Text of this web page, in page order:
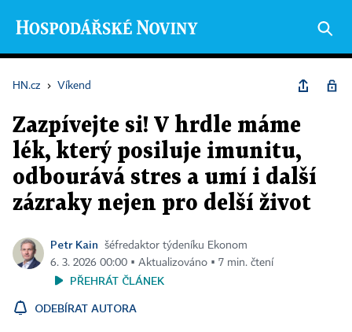
HN.cz › Víkend
Zazpívejte si! V hrdle máme
lék, který posiluje imunitu,
odbourává stres a umí i další
zázraky nejen pro delší život
Petr Kain
šéfredaktor týdeníku Ekonom
6. 3. 2026 00:00 ▪ Aktualizováno ▪ 7 min. čtení
PŘEHRÁT ČLÁNEK
ODEBÍRAT AUTORA